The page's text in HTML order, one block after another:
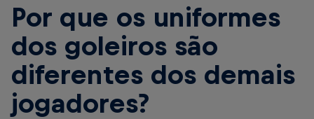
Por que os uniformes
dos goleiros são
diferentes dos demais
jogadores?